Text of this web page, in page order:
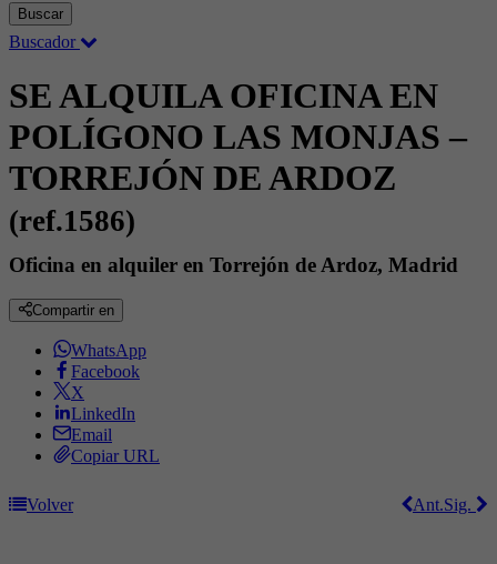
Buscar
Buscador
SE ALQUILA OFICINA EN
POLÍGONO LAS MONJAS –
TORREJÓN DE ARDOZ
(ref.1586)
Oficina en alquiler en Torrejón de Ardoz, Madrid
Compartir en
WhatsApp
Facebook
X
LinkedIn
Email
Copiar URL
Volver Sig.
Ant.